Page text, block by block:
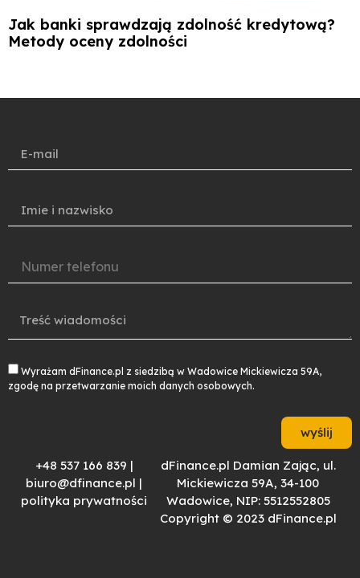
Jak banki sprawdzają zdolność kredytową?
Metody oceny zdolności
Wyrażam dFinance.pl z siedzibą w Wadowice Mickiewicza 59A,
zgodę na przetwarzanie moich danych osobowych.
wyślij
+48 537 166 839 |
biuro@dfinance.pl |
polityka prywatności
dFinance.pl Damian Zając, ul.
Mickiewicza 59A, 34-100
Wadowice, NIP: 5512552805
Copyright © 2023 dFinance.pl